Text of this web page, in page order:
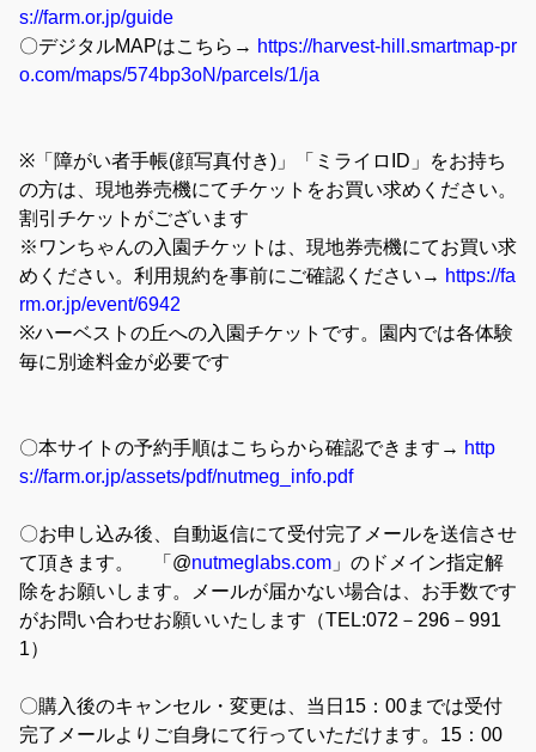
s://farm.or.jp/guide
〇デジタルMAPはこちら→ https://harvest-hill.smartmap-pr
o.com/maps/574bp3oN/parcels/1/ja
※「障がい者手帳(顔写真付き)」「ミライロID」をお持ち
の方は、現地券売機にてチケットをお買い求めください。
割引チケットがございます
※ワンちゃんの入園チケットは、現地券売機にてお買い求
めください。利用規約を事前にご確認ください→ https://fa
rm.or.jp/event/6942
※ハーベストの丘への入園チケットです。園内では各体験
毎に別途料金が必要です
〇本サイトの予約手順はこちらから確認できます→ http
s://farm.or.jp/assets/pdf/nutmeg_info.pdf
〇お申し込み後、自動返信にて受付完了メールを送信させ
て頂きます。 「@nutmeglabs.com 」のドメイン指定解
除をお願いします。メールが届かない場合は、お手数です
がお問い合わせお願いいたします（TEL:072－296－991
1）
〇購入後のキャンセル・変更は、当日15：00までは受付
完了メールよりご自身にて行っていただけます。15：00